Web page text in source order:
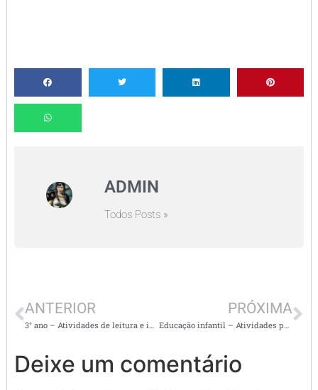
ADMIN
Todos Posts »
ANTERIOR
3° ano – Atividades de leitura e interpretação – Fábula: A cigarra e a formiga
PRÓXIMA
Educação infantil – Atividades para a Festa junina
Deixe um comentário